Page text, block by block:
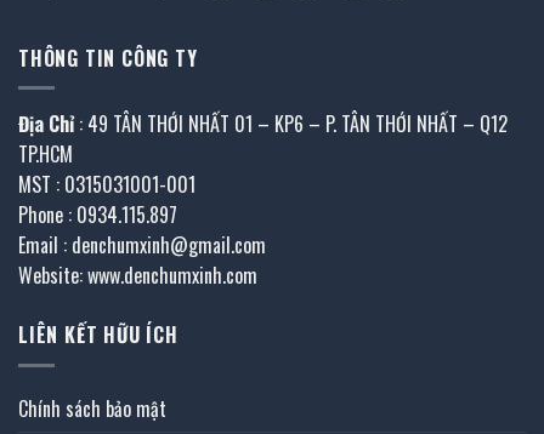
THÔNG TIN CÔNG TY
Địa Chỉ : 49 TÂN THỚI NHẤT 01 – KP6 – P. TÂN THỚI NHẤT – Q12
TP.HCM
MST : 0315031001-001
Phone : 0934.115.897
Email : denchumxinh@gmail.com
Website: www.denchumxinh.com
LIÊN KẾT HỮU ÍCH
Chính sách bảo mật